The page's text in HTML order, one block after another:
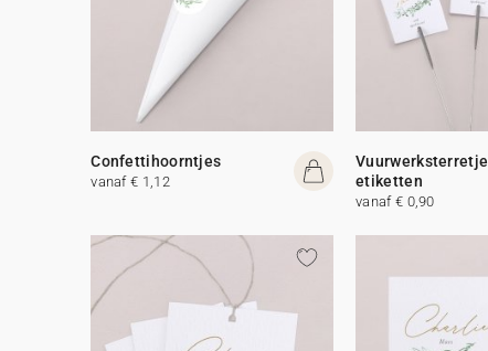
Confettihoorntjes
vanaf € 1,12
Vuurwerksterretje
etiketten
vanaf € 0,90